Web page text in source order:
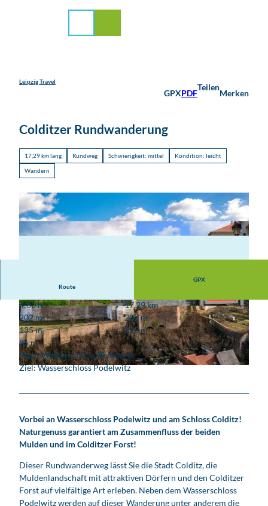
Leipzig Travel
GPXPDF
Teilen
Merken
Colditzer Rundwanderung
17,29 km lang Rundweg Schwierigkeit: mittel Kondition: leicht
Wandern
© Philipp Kirschner, www.pkfotografie.com, LEIPZIG REGION |
© Antonia Axt, LEIPZIG REGION | CC-BY © Ullmann Marketing, LEIPZIG REGION
Route
GPX
4:30 h
17,29 km
202 m
202 m
135 m
220 m
85 m
Start: Wasserschloss Podelwitz
Ziel: Wasserschloss Podelwitz
Vorbei an Wasserschloss Podelwitz und am Schloss Colditz!
Naturgenuss garantiert am Zusammenfluss der beiden
Mulden und im Colditzer Forst!
Dieser Rundwanderweg lässt Sie die Stadt Colditz, die
Muldenlandschaft mit attraktiven Dörfern und den Colditzer
Forst auf vielfältige Art erleben. Neben dem Wasserschloss
Podelwitz werden auf dieser Wanderung unter anderem die